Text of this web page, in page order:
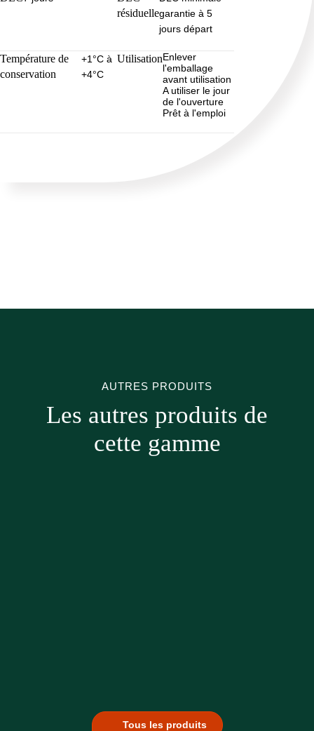
résiduellegarantie à 5
jours départ
Température de
conservation
+1°C à
+4°C
UtilisationEnlever
l'emballage
avant utilisation
A utiliser le jour
de l'ouverture
Prêt à l'emploi
AUTRES PRODUITS
Les autres produits de
cette gamme
Tous les produits